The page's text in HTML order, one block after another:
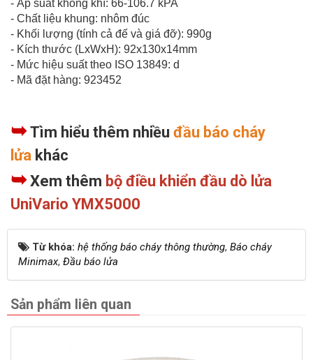
- Áp suất không khí: 66-106.7 kPA
- Chất liệu khung: nhôm đúc
- Khối lượng (tính cả đế và giá đỡ): 990g
- Kích thước (LxWxH): 92x130x14mm
- Mức hiệu suất theo ISO 13849: d
- Mã đặt hàng: 923452
➥Tìm hiểu thêm nhiều đầu báo cháy
lửa khác
➥Xem thêm bộ điều khiển đầu dò lửa
UniVario YMX5000
Từ khóa: hệ thống báo cháy thông thường, Báo cháy
Minimax, Đầu báo lửa
Sản phẩm liên quan